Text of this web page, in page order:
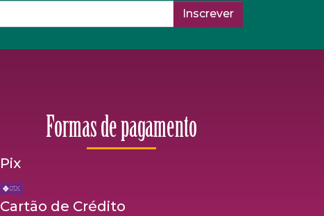
Inscrever
Formas de pagamento
Pix
Cartão de Crédito